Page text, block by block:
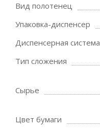
Вид полотенец
Упаковка-диспенсер
Диспенсерная система
Тип сложения
Сырье
Цвет бумаги